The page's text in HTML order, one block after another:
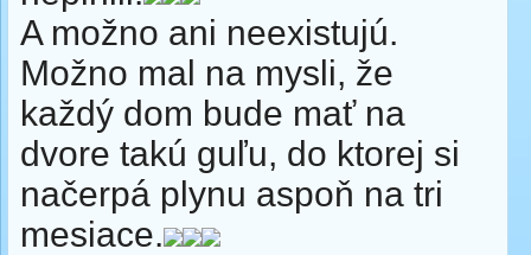
A možno ani neexistujú.
Možno mal na mysli, že
každý dom bude mať na
dvore takú guľu, do ktorej si
načerpá plynu aspoň na tri
mesiace.